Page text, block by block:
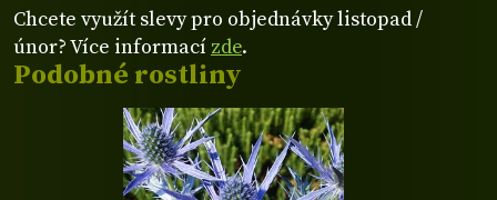
Podobné rostliny
Chcete využít slevy pro objednávky listopad /
únor? Více informací zde.